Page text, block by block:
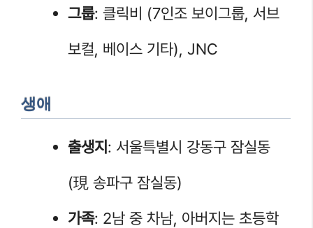
그룹: 클릭비 (7인조 보이그룹, 서브
보컬, 베이스 기타), JNC
생애
출생지 : 서울특별시 강동구 잠실동
(現 송파구 잠실동)
가족: 2남 중 차남, 아버지는 초등학